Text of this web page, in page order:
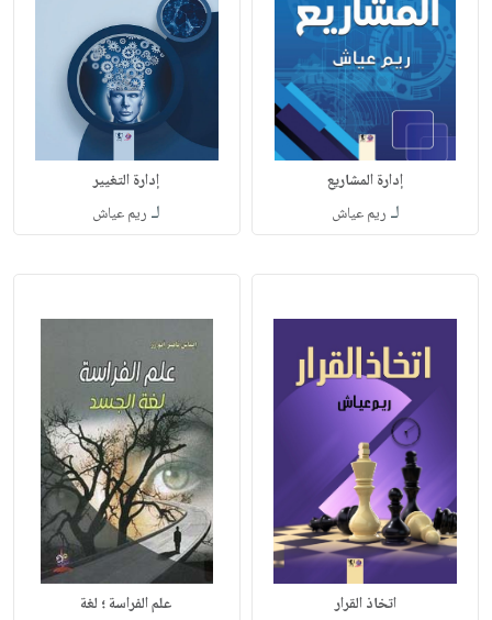
إدارة المشاريع
لـ ريم عياش
إدارة التغيير
لـ ريم عياش
اتخاذ القرار علم الفراسة ؛ لغة